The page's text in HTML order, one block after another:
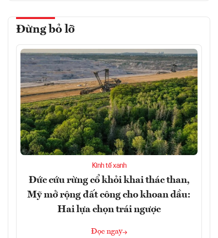
Đừng bỏ lỡ
Kinh tế xanh
Đức cứu rừng cổ khỏi khai thác than,
Mỹ mở rộng đất công cho khoan dầu:
Hai lựa chọn trái ngược
Đọc ngay